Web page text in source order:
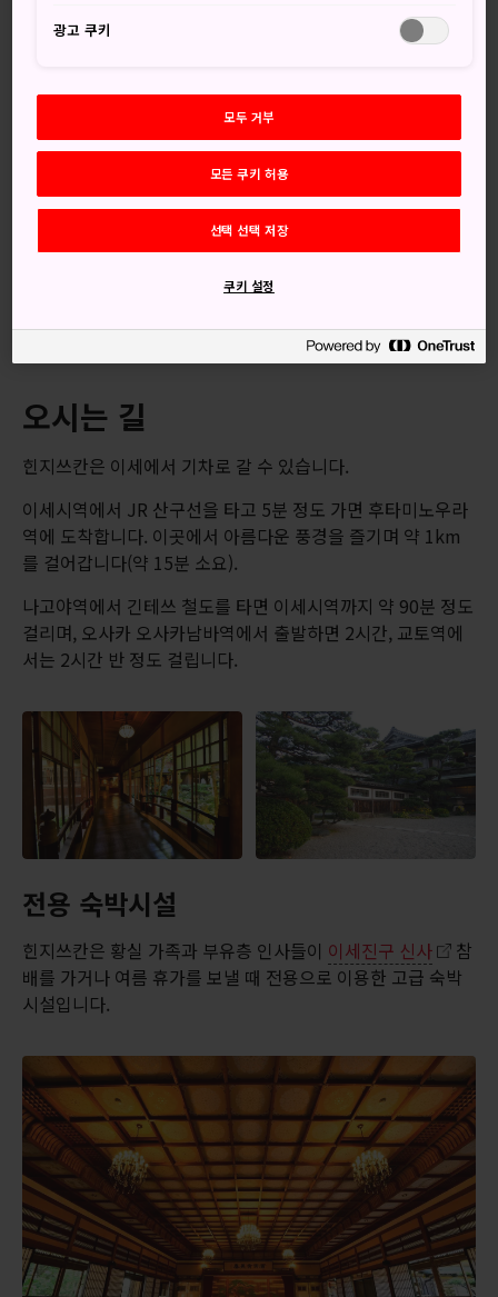
100년 전의 모습과 유사해 보이도록 섬세하게 설계
한 정원
자인에 어떤 영향을 끼쳤는지 알아보기
간단한 정보
힌지쓰칸은 1887년에 완공되었습니다
회의를 위한 넓은 방인 오히로마는 모모야마 시대
오시는 길
힌지쓰칸은 이세에서 기차로 갈 수 있습니다.
이세시역에서 JR 산구선을 타고 5분 정도 가면 후타미노우라
역에 도착합니다. 이곳에서 아름다운 풍경을 즐기며 약 1km
를 걸어갑니다(약 15분 소요).
나고야역에서 긴테쓰 철도를 타면 이세시역까지 약 90분 정도
걸리며, 오사카 오사카남바역에서 출발하면 2시간, 교토역에
서는 2시간 반 정도 걸립니다.
전용 숙박시설
힌지쓰칸은 황실 가족과 부유층 인사들이 이세진구 신사
참
배를 가거나 여름 휴가를 보낼 때 전용으로 이용한 고급 숙박
시설입니다.
광고 쿠키
모두 거부
모든 쿠키 허용
선택 선택 저장
쿠키 설정